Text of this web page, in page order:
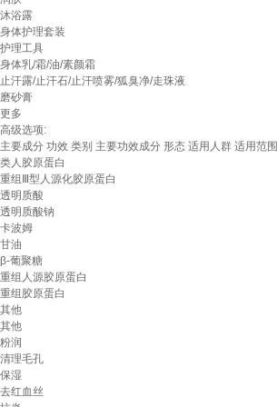
沐浴露
身体护理套装
护理工具
身体乳/霜/油/素颜霜
止汗露/止汗石/止汗喷雾/狐臭净/走珠液
磨砂膏
更多
高级选项:
主要成分 功效 类别 主要功效成分 形态 适用人群 适用范围
类人胶原蛋白
重组Ⅲ型人源化胶原蛋白
透明质酸
透明质酸钠
卡波姆
甘油
β-葡聚糖
重组人源胶原蛋白
重组胶原蛋白
其他
其他
粉润
清理毛孔
保湿
去红血丝